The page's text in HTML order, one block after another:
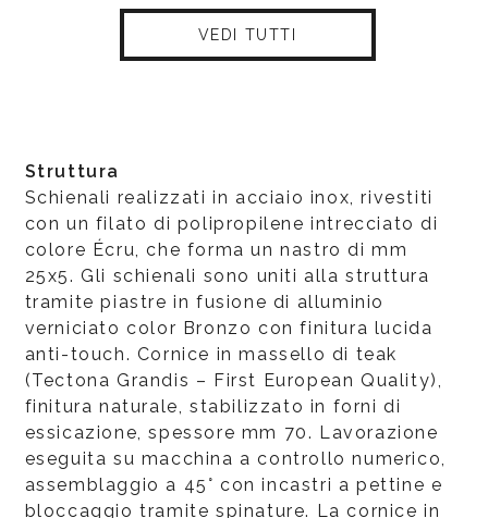
VEDI TUTTI
Struttura
Schienali realizzati in acciaio inox, rivestiti
con un filato di polipropilene intrecciato di
colore Écru, che forma un nastro di mm
25x5. Gli schienali sono uniti alla struttura
tramite piastre in fusione di alluminio
verniciato color Bronzo con finitura lucida
anti-touch. Cornice in massello di teak
(Tectona Grandis – First European Quality),
finitura naturale, stabilizzato in forni di
essicazione, spessore mm 70. Lavorazione
eseguita su macchina a controllo numerico,
assemblaggio a 45° con incastri a pettine e
bloccaggio tramite spinature. La cornice in